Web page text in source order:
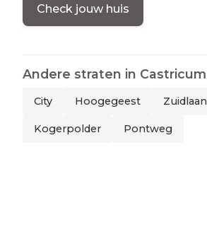
Check jouw huis
Andere straten in Castricum
City Hoogegeest Zuidlaan
Kogerpolder Pontweg